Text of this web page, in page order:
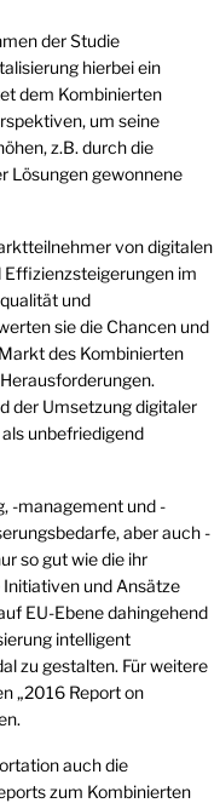
der Studie
hierbei ein
dem Kombinierten
um seine
z.B. durch die
Lösungen gewonnene
von digitalen
Effizienzsteigerungen im
und
sie die Chancen und
des Kombinierten
der Umsetzung digitaler
unbefriedigend
-management und -
aber auch -
so gut wie die ihr
und Ansätze
EU-Ebene dahingehend
intelligent
zu gestalten. Für weitere
„2016 Report on
auch die
zum Kombinierten